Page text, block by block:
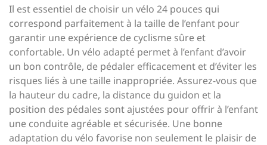
Il est essentiel de choisir un vélo 24 pouces qui
correspond parfaitement à la taille de l’enfant pour
garantir une expérience de cyclisme sûre et
confortable. Un vélo adapté permet à l’enfant d’avoir
un bon contrôle, de pédaler efficacement et d’éviter les
risques liés à une taille inappropriée. Assurez-vous que
la hauteur du cadre, la distance du guidon et la
position des pédales sont ajustées pour offrir à l’enfant
une conduite agréable et sécurisée. Une bonne
adaptation du vélo favorise non seulement le plaisir de